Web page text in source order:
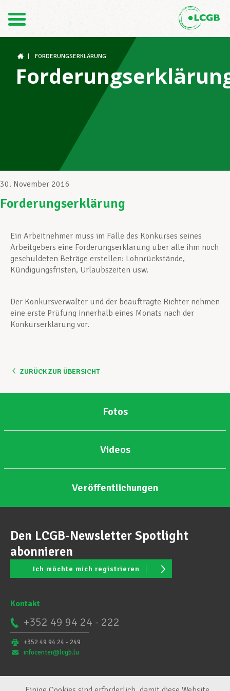
FR
Gewerkschaftsstrukturen
Unterstützung im Arbeitsalltag
Unterstützung im Privatleben
Berufliche Weiterentwicklung
Aktuell
FORDERUNGSERKLÄRUNG
30. November 2016
Forderungserklärung
Ein Arbeitnehmer muss im Falle des Konkurses seines
Arbeitgebers eine Forderungserklärung über alle ihm noch
geschuldeten Beträge erstellen: Lohnrückstände,
Kündigungsfristen, Urlaubszeiten usw.
Der Konkursverwalter und der beauftragte Richter nehmen
eine erste Prüfung innerhalb eines Monats nach der
Konkurserklärung vor.
ZURÜCK ZUR ÜBERSICHT
Fotos
Videos
Veröffentlichungen
Den LCGB-Newsletter Spotlight
abonnieren
Ich möchte mich registrieren
Kontakt
+352 49 94 24 - 222
+352 49 94 24 - 249
infocenter@lcgb.lu